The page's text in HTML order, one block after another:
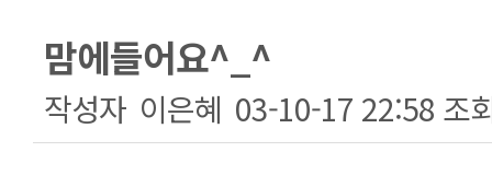
맘에들어요^_^
작성자 이은혜 03-10-17 22:58 조